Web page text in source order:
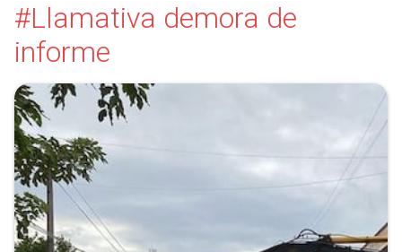
#Llamativa demora de
informe